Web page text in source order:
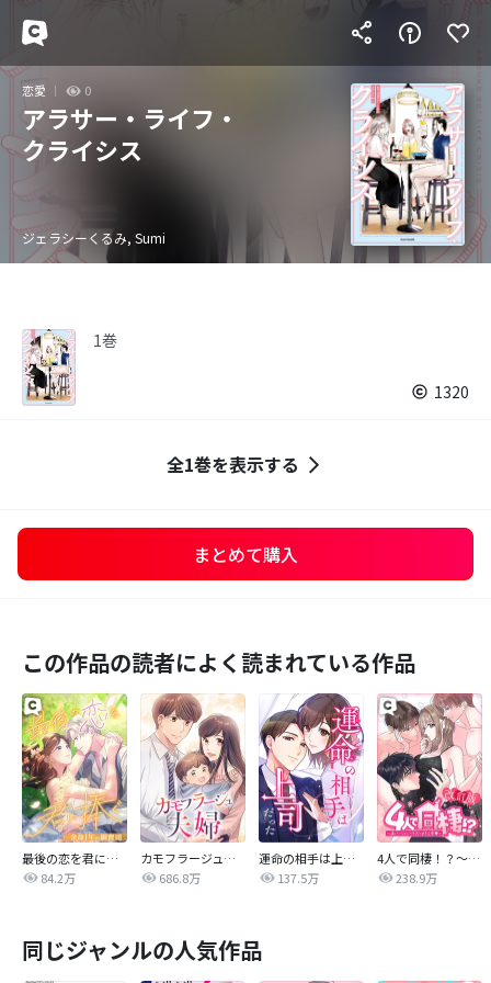
恋愛 0
アラサー・ライフ・
クライシス
ジェラシーくるみ, Sumi
1巻
1320
全1巻を表示する
まとめて購入
この作品の読者によく読まれている作品
最後の恋を君に捧ぐ～余命1年の御曹司～
84.2万
カモフラージュ夫婦
686.8万
運命の相手は上司だった
137.5万
4人で同棲！？～逆ハーレムハウスへようこそ♥～【改訂版】
238.9万
同じジャンルの人気作品